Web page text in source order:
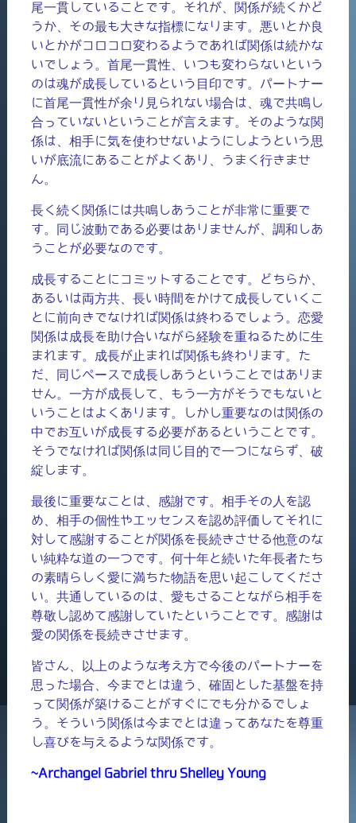
尾一貫していることです。それが、関係が続くかど
うか、その最も大きな指標になります。悪いとか良
いとかがコロコロ変わるようであれば関係は続かな
いでしょう。首尾一貫性、いつも変わらないという
のは魂が成長しているという目印です。パートナー
に首尾一貫性が余り見られない場合は、魂で共鳴し
合っていないということが言えます。そのような関
係は、相手に気を使わせないようにしようという思
いが底流にあることがよくあり、うまく行きませ
ん。
長く続く関係には共鳴しあうことが非常に重要で
す。同じ波動である必要はありませんが、調和しあ
うことが必要なのです。
成長することにコミットすることです。どちらか、
あるいは両方共、長い時間をかけて成長していくこ
とに前向きでなければ関係は終わるでしょう。恋愛
関係は成長を助け合いながら経験を重ねるために生
まれます。成長が止まれば関係も終わります。た
だ、同じペースで成長しあうということではありま
せん。一方が成長して、もう一方がそうでもないと
いうことはよくあります。しかし重要なのは関係の
中でお互いが成長する必要があるということです。
そうでなければ関係は同じ目的で一つにならず、破
綻します。
最後に重要なことは、感謝です。相手その人を認
め、相手の個性やエッセンスを認め評価してそれに
対して感謝することが関係を長続きさせる他意のな
い純粋な道の一つです。何十年と続いた年長者たち
の素晴らしく愛に満ちた物語を思い起こしてくださ
い。共通しているのは、愛もさることながら相手を
尊敬し認めて感謝していたということです。感謝は
愛の関係を長続きさせます。
皆さん、以上のような考え方で今後のパートナーを
思った場合、今までとは違う、確固とした基盤を持
って関係が築けることがすぐにでも分かるでしょ
う。そういう関係は今までとは違ってあなたを尊重
し喜びを与えるような関係です。
~Archangel Gabriel thru Shelley Young